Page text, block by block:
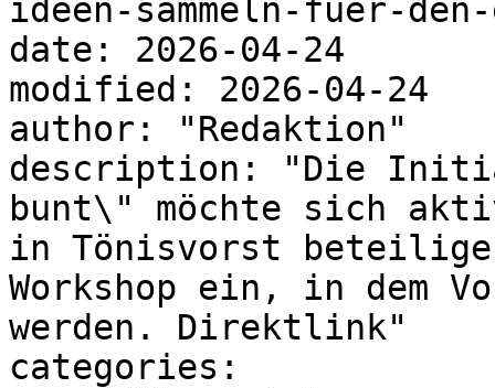
ideen-sammeln-fuer-
date: 2026-04-24
modified: 2026-04-24
author: "Redaktion"
description: "Die
bunt\" möchte sich
in Tönisvorst
Workshop ein, in dem
werden. Direktlink"
categories: